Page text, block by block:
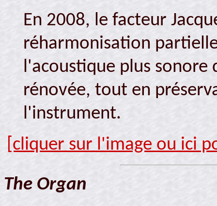
En 2008, le facteur
réharmonisation
l'acoustique plus sonore
rénovée, tout en
l'instrument.
[cliquer sur l'image ou ici
The Organ